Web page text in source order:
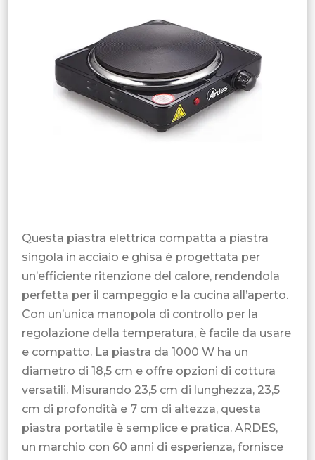
Questa piastra elettrica compatta a piastra
singola in acciaio e ghisa è progettata per
un’efficiente ritenzione del calore, rendendola
perfetta per il campeggio e la cucina all’aperto.
Con un’unica manopola di controllo per la
regolazione della temperatura, è facile da usare
e compatto. La piastra da 1000 W ha un
diametro di 18,5 cm e offre opzioni di cottura
versatili. Misurando 23,5 cm di lunghezza, 23,5
cm di profondità e 7 cm di altezza, questa
piastra portatile è semplice e pratica. ARDES,
un marchio con 60 anni di esperienza, fornisce